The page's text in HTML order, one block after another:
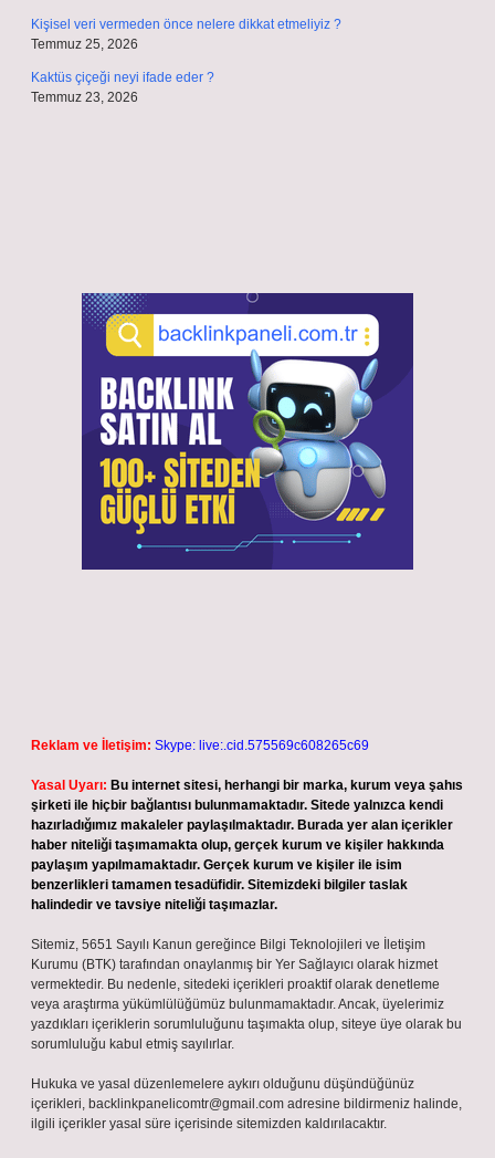
Kişisel veri vermeden önce nelere dikkat etmeliyiz ?
Temmuz 25, 2026
Kaktüs çiçeği neyi ifade eder ?
Temmuz 23, 2026
Reklam ve İletişim: Skype: live:.cid.575569c608265c69
Yasal Uyarı: Bu internet sitesi, herhangi bir marka, kurum veya şahıs
şirketi ile hiçbir bağlantısı bulunmamaktadır. Sitede yalnızca kendi
hazırladığımız makaleler paylaşılmaktadır. Burada yer alan içerikler
haber niteliği taşımamakta olup, gerçek kurum ve kişiler hakkında
paylaşım yapılmamaktadır. Gerçek kurum ve kişiler ile isim
benzerlikleri tamamen tesadüfidir. Sitemizdeki bilgiler taslak
halindedir ve tavsiye niteliği taşımazlar.
Sitemiz, 5651 Sayılı Kanun gereğince Bilgi Teknolojileri ve İletişim
Kurumu (BTK) tarafından onaylanmış bir Yer Sağlayıcı olarak hizmet
vermektedir. Bu nedenle, sitedeki içerikleri proaktif olarak denetleme
veya araştırma yükümlülüğümüz bulunmamaktadır. Ancak, üyelerimiz
yazdıkları içeriklerin sorumluluğunu taşımakta olup, siteye üye olarak bu
sorumluluğu kabul etmiş sayılırlar.
Hukuka ve yasal düzenlemelere aykırı olduğunu düşündüğünüz
içerikleri, backlinkpanelicomtr@gmail.com adresine bildirmeniz halinde,
ilgili içerikler yasal süre içerisinde sitemizden kaldırılacaktır.